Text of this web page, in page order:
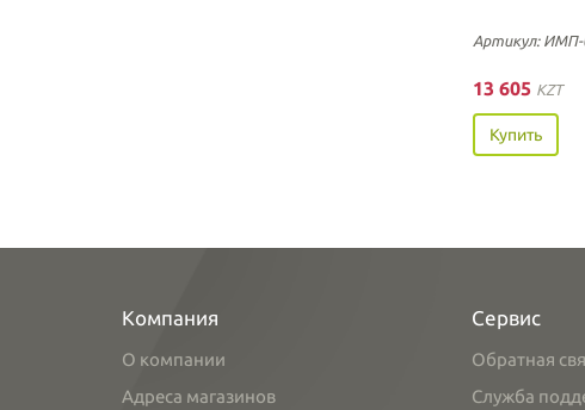
Артикул: ИМП-
13 605 KZT
Купить
Компания
О компании
Адреса магазинов
Сервис
Обратная
Служба